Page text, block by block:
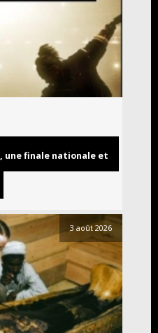
une finale nationale et
3 août 2026